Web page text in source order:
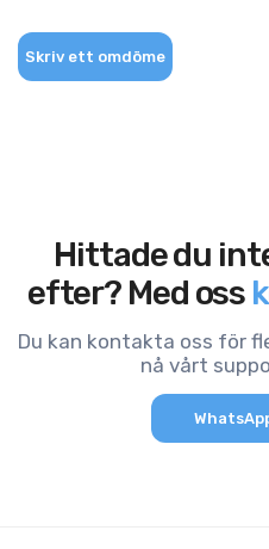
Skriv ett omdöme
Hittade du
efter? Med oss
Du kan kontakta oss för
nå vårt